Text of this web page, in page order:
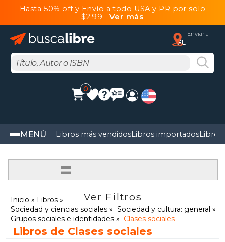
Hasta 50% off y Envío a todo USA y PR por solo
$2.99 Ver más
Enviar a
FL
0
MENÚ Libros más vendidosLibros importadosLibros
=
Ver Filtros
Inicio
Libros
Sociedad y ciencias sociales
Sociedad y cultura: general
Grupos sociales e identidades
Clases sociales
Libros de Clases sociales